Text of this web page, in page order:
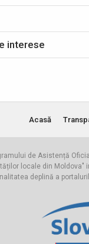
interese
Acasă
de Asistență
locale din
deplină a